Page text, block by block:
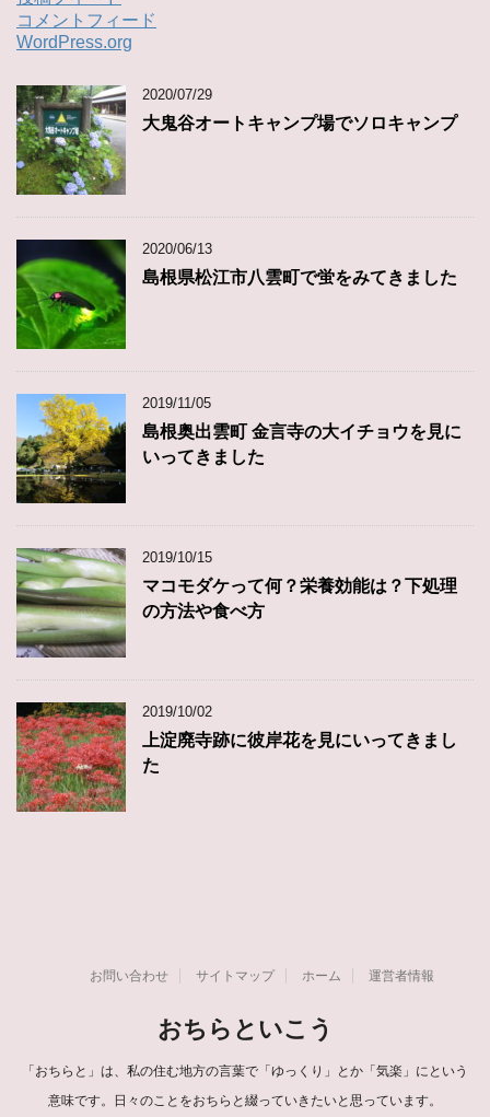
コメントフィード
WordPress.org
2020/07/29
大鬼谷オートキャンプ場でソロキャンプ
2020/06/13
島根県松江市八雲町で蛍をみてきました
2019/11/05
島根奥出雲町 金言寺の大イチョウを見に
いってきました
2019/10/15
マコモダケって何？栄養効能は？下処理
の方法や食べ方
2019/10/02
上淀廃寺跡に彼岸花を見にいってきまし
た
お問い合わせ サイトマップ ホーム 運営者情報
おちらといこう
「おちらと」は、私の住む地方の言葉で「ゆっくり」とか「気楽」にという
意味です。日々のことをおちらと綴っていきたいと思っています。